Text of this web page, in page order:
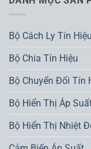
Bộ Cách Ly Tín Hiệu
Bộ Chia Tín Hiệu
Bộ Chuyển Đổi Tín
Bộ Hiển Thị Áp
Bộ Hiển Thị Nhiệt